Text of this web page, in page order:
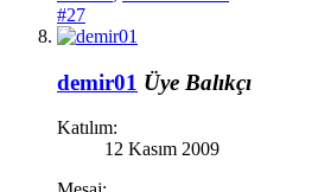
#27
demir01 Üye Balıkçı
Katılım:
12 Kasım 2009